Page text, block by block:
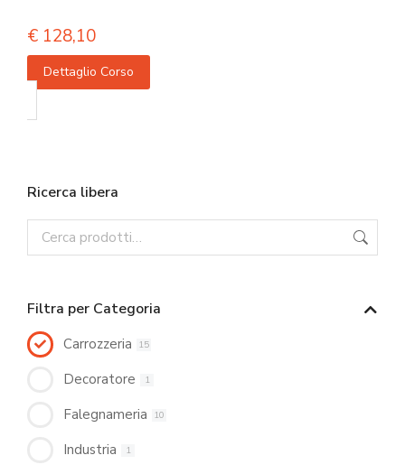
€ 128,10
Dettaglio Corso
Ricerca libera
Filtra per Categoria
Carrozzeria 15
Decoratore 1
Falegnameria 10
Industria 1